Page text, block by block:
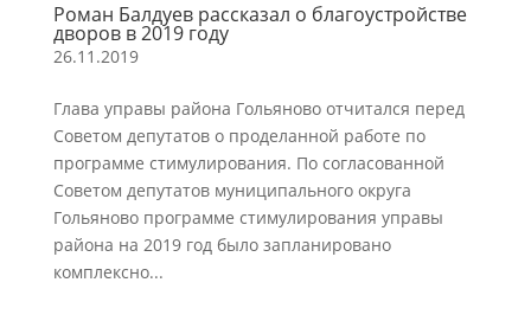
Роман Балдуев рассказал о благоустройстве
дворов в 2019 году
26.11.2019
Глава управы района Гольяново отчитался перед
Советом депутатов о проделанной работе по
программе стимулирования. По согласованной
Советом депутатов муниципального округа
Гольяново программе стимулирования управы
района на 2019 год было запланировано
комплексно...